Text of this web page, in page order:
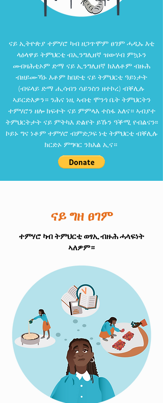
ናይ ኢትዮጵያ ተምሃሮ ካብ ዘጋጥሞም ፀገም ሓዲኡ እቲ
ላዕላዋይ ትምህርቲ ብኢንግሊዘኛ ዝውሃብ ምኳኑን
መብዛሕቲኦም ድማ ናይ ኢንግሊዘኛ ክእለቶም ብዙሕ
ብዘይሙኻኑ እቶም ከበድቲ ናይ ትምህርቲ ዓይነታት
(ብፍላይ ድማ ሒሳብን ሳይንስን ዘተኮረ) ብቐሊሉ
ኣይርድእዎን። ንሕና ነዚ ኣብቲ ሞንጎ ቤት ትምህርትን
ተምሃሮን ዘሎ ክፍተት ናይ ምምላእ ተስፋ አለና። ኣብያተ
ትምህርትታት ናይ ምትካእ ድልየት ይኹን ዓቕሚ የብልናን፡፡
ኮይኑ ግና ነቶም ተምሃሮ ብምድጋፍ ነቲ ትምህርቲ ብቐሊሉ
ክርድኦ ምግባር ንክእል ኢና።
ናይ ግዘ ፀገም
ተምሃሮ ካብ ትምህርቲ ወፃኢ ብዙሕ ሓላፍነት
ኣለዎም።